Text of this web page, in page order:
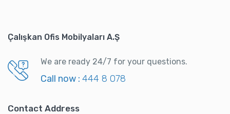
Çalışkan Ofis Mobilyaları A.Ş
We are ready 24/7 for your questions.
Call now : 444 8 078
Contact Address